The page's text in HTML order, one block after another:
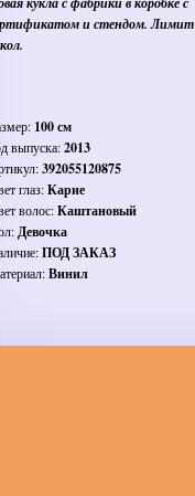
и стендом. Лимит
100 см
выпуска:2013
392055120875
глаз:Карие
волос:Каштановый
Девочка
ПОД ЗАКАЗ
Винил